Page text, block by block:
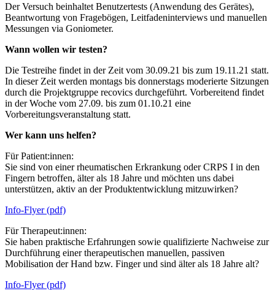
Der Versuch beinhaltet Benutzertests (Anwendung des Gerätes),
Beantwortung von Fragebögen, Leitfadeninterviews und manuellen
Messungen via Goniometer.
Wann wollen wir testen?
Die Testreihe findet in der Zeit vom 30.09.21 bis zum 19.11.21 statt.
In dieser Zeit werden montags bis donnerstags moderierte Sitzungen
durch die Projektgruppe recovics durchgeführt. Vorbereitend findet
in der Woche vom 27.09. bis zum 01.10.21 eine
Vorbereitungsveranstaltung statt.
Wer kann uns helfen?
Für Patient:innen:
Sie sind von einer rheumatischen Erkrankung oder CRPS I in den
Fingern betroffen, älter als 18 Jahre und möchten uns dabei
unterstützen, aktiv an der Produktentwicklung mitzuwirken?
Info-Flyer (pdf)
Für Therapeut:innen:
Sie haben praktische Erfahrungen sowie qualifizierte Nachweise zur
Durchführung einer therapeutischen manuellen, passiven
Mobilisation der Hand bzw. Finger und sind älter als 18 Jahre alt?
Info-Flyer (pdf)